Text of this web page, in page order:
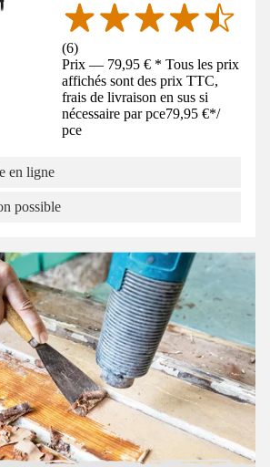
(6)
Prix — 79,95 € * Tous les prix
affichés sont des prix TTC,
frais de livraison en sus si
nécessaire par pce79,95 €*/
pce
en ligne
possible